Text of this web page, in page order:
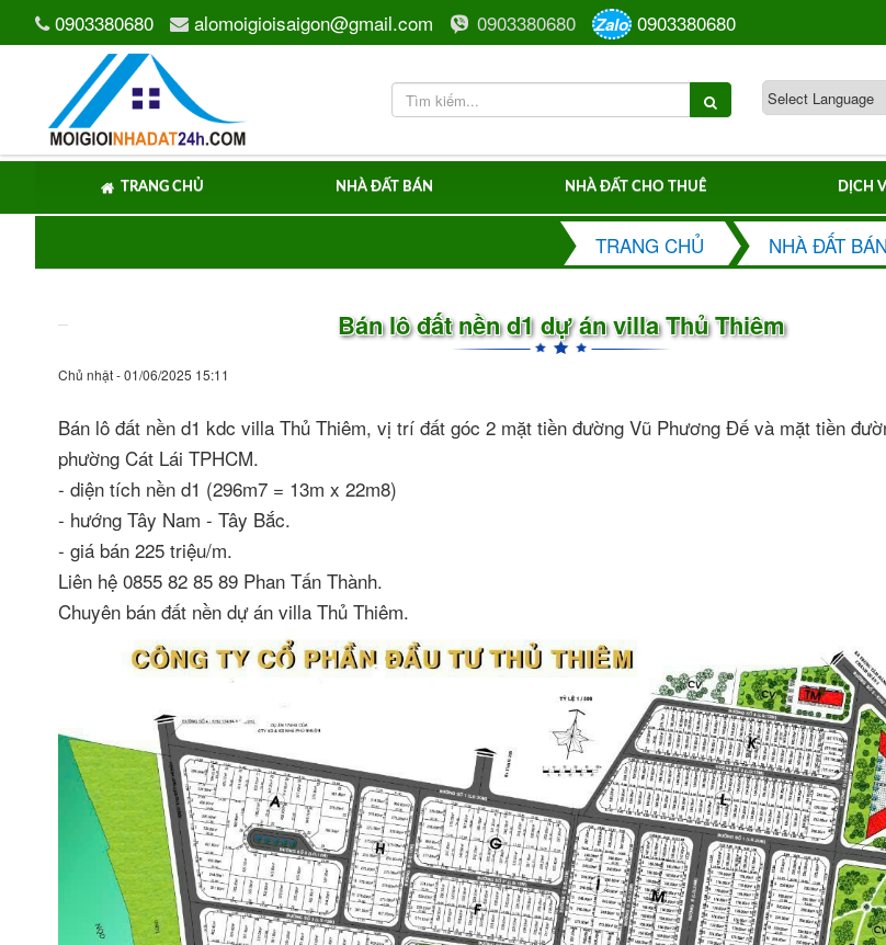
0903380680 alomoigioisaigon@gmail.com 0903380680 Zalo 0903380680
TRANG CHỦ NHÀ ĐẤT BÁN NHÀ ĐẤT CHO THUÊ DỊCH
TRANG CHỦ NHÀ ĐẤT BÁN
Bán lô đất nền d1 dự án villa Thủ Thiêm
Chủ nhật - 01/06/2025 15:11
Bán lô đất nền d1 kdc villa Thủ Thiêm, vị trí đất góc 2 mặt tiền đường Vũ Phương Đế và mặt tiền
phường Cát Lái TPHCM.
- diện tích nền d1 (296m7 = 13m x 22m8)
- hướng Tây Nam - Tây Bắc.
- giá bán 225 triệu/m.
Liên hệ 0855 82 85 89 Phan Tấn Thành.
Chuyên bán đất nền dự án villa Thủ Thiêm.